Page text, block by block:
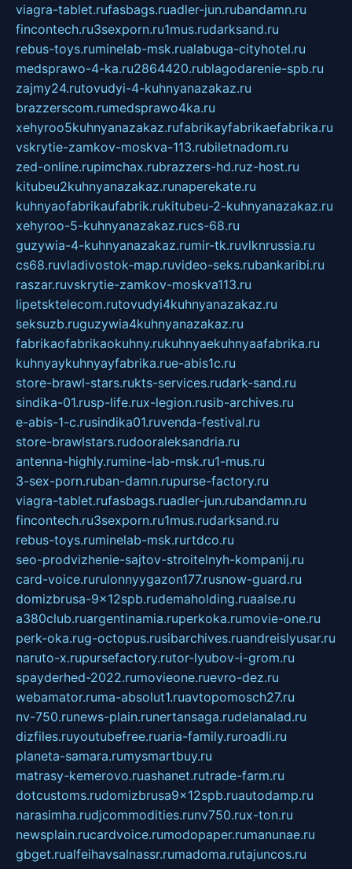
viagra-tablet.rufasbags.ruadler-jun.rubandamn.ru
fincontech.ru3sexporn.ru1mus.rudarksand.ru
rebus-toys.ruminelab-msk.rualabuga-cityhotel.ru
medsprawo-4-ka.ru2864420.rublagodarenie-spb.ru
zajmy24.rutovudyi-4-kuhnyanazakaz.ru
brazzerscom.rumedsprawo4ka.ru
xehyroo5kuhnyanazakaz.rufabrikayfabrikaefabrika.ru
vskrytie-zamkov-moskva-113.rubiletnadom.ru
zed-online.rupimchax.rubrazzers-hd.ruz-host.ru
kitubeu2kuhnyanazakaz.runaperekate.ru
kuhnyaofabrikaufabrik.rukitubeu-2-kuhnyanazakaz.ru
xehyroo-5-kuhnyanazakaz.rucs-68.ru
guzywia-4-kuhnyanazakaz.rumir-tk.ruvlknrussia.ru
cs68.ruvladivostok-map.ruvideo-seks.rubankaribi.ru
raszar.ruvskrytie-zamkov-moskva113.ru
lipetsktelecom.rutovudyi4kuhnyanazakaz.ru
seksuzb.ruguzywia4kuhnyanazakaz.ru
fabrikaofabrikaokuhny.rukuhnyaekuhnyaafabrika.ru
kuhnyaykuhnyayfabrika.rue-abis1c.ru
store-brawl-stars.rukts-services.rudark-sand.ru
sindika-01.rusp-life.rux-legion.rusib-archives.ru
e-abis-1-c.rusindika01.ruvenda-festival.ru
store-brawlstars.rudooraleksandria.ru
antenna-highly.rumine-lab-msk.ru1-mus.ru
3-sex-porn.ruban-damn.rupurse-factory.ru
viagra-tablet.rufasbags.ruadler-jun.rubandamn.ru
fincontech.ru3sexporn.ru1mus.rudarksand.ru
rebus-toys.ruminelab-msk.rurtdco.ru
seo-prodvizhenie-sajtov-stroitelnyh-kompanij.ru
card-voice.rurulonnyygazon177.rusnow-guard.ru
domizbrusa-9x12spb.rudemaholding.ruaalse.ru
a380club.ruargentinamia.ruperkoka.rumovie-one.ru
perk-oka.rug-octopus.rusibarchives.ruandreislyusar.ru
naruto-x.rupursefactory.rutor-lyubov-i-grom.ru
spayderhed-2022.rumovieone.ruevro-dez.ru
webamator.ruma-absolut1.ruavtopomosch27.ru
nv-750.runews-plain.runertansaga.rudelanalad.ru
dizfiles.ruyoutubefree.ruaria-family.ruroadli.ru
planeta-samara.rumysmartbuy.ru
matrasy-kemerovo.ruashanet.rutrade-farm.ru
dotcustoms.rudomizbrusa9x12spb.ruautodamp.ru
narasimha.rudjcommodities.runv750.rux-ton.ru
newsplain.rucardvoice.rumodopaper.rumanunae.ru
gbget.rualfeihavsalnassr.rumadoma.rutajuncos.ru